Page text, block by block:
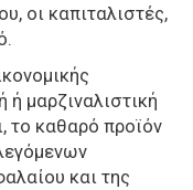
οι καπιταλιστές,
ή μαρζιναλιστική
το καθαρό προϊόν
και της